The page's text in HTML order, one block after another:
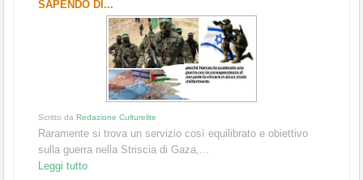
SAPENDO DI...
Scritto da Redazione Culturelite
Raramente si trova un servizio così equilibrato e obiettivo
sulla guerra nella Striscia di Gaza,...
Leggi tutto